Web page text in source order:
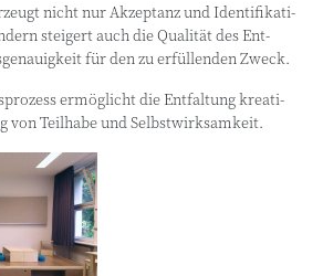
nicht nur Akzep­tanz und Iden­ti­fi­ka­ti­
stei­gert auch die Qua­li­tät des Ent­
für den zu erfül­len­den Zweck.
ermög­licht die Ent­fal­tung krea­ti­
von Teil­ha­be und Selbstwirksamkeit.